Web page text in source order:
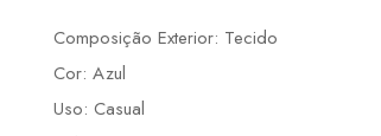
Composição Exterior: Tecido
Cor: Azul
Uso: Casual